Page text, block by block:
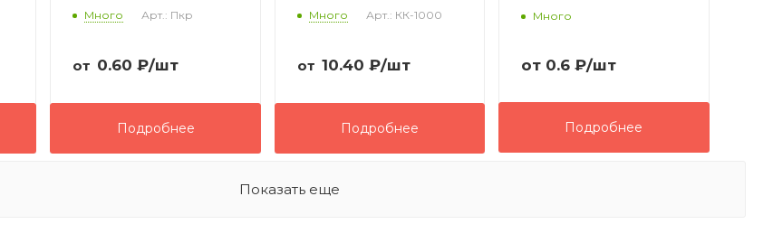
Много Арт.: Пкр
от 0.60 ₽/шт
Подробнее
Много Арт.: КК-1000
от 10.40 ₽/шт
Подробнее
Много
от 0.6 ₽/шт
Подробнее
Показать еще